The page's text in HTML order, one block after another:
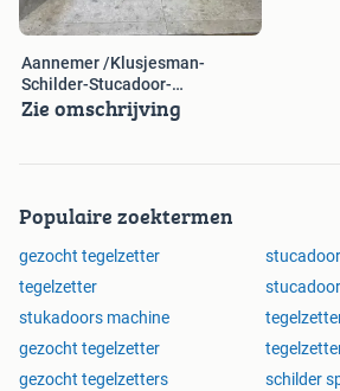
aannemersbedrijf, badkamer,
betegelen, betrouwbaar, bouw,
installateur, Cv-installatie, deuren,
installatie, installatiebedrijf, isolatie,
goedkoop, keuken, klus, klussen,
opknappen, parket, Poolse
bouwpersoneel, Poolse aannemer,
schilderwerk, schilders, schilderen,
sloopbedrijf, slopen, sloopwerk,
stukadoorsbedrijf, stukadoren, stuken,
tegelzetters, tegelzettersbedrijf, tegels,
Aannemer /Klusjesman-
Schilder-Stucadoor-
Tegelzetter-Badkamer
Zie omschrijving
Populaire zoektermen
gezocht tegelzetter
tegelzetter
stucadoor
stukadoors machine
gezocht tegelzetter
gezocht tegelzetters
schilder